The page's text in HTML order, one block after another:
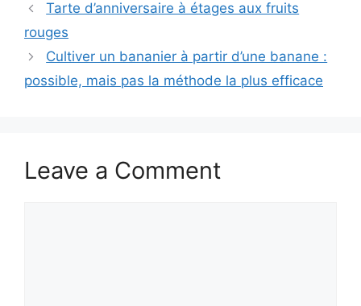
Tarte d’anniversaire à étages aux fruits
rouges
Cultiver un bananier à partir d’une banane :
possible, mais pas la méthode la plus efficace
Leave a Comment